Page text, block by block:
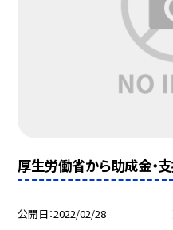
厚生労働省から助成金・
公開日 2022/02/28